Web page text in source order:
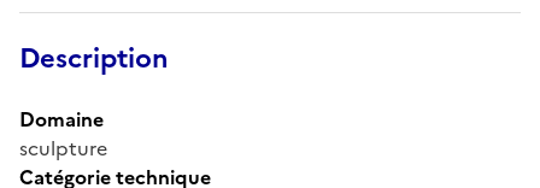
Description
Domaine
sculpture
Catégorie technique